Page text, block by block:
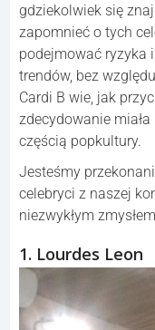
gdziekolwiek się
zapomnieć o tych
podejmować ryzyka
trendów, bez
Cardi B wie, jak
zdecydowanie
częścią popkultury.
Jesteśmy
celebryci z naszej
niezwykłym
1. Lourdes Leon